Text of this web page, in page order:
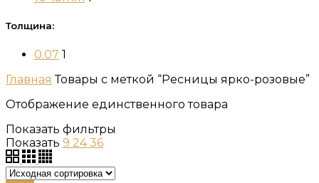
Толщина:
0.07 1
Главная Товары с меткой “Ресницы ярко-розовые”
Отображение единственного товара
Показать фильтры
Показать 9 24 36